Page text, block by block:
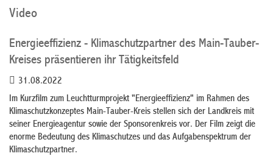
Video
Energieeffizienz - Klimaschutzpartner des Main-Tauber-
Kreises präsentieren ihr Tätigkeitsfeld
31.08.2022
Im Kurzfilm zum Leuchtturmprojekt "Energieeffizienz" im Rahmen des
Klimaschutzkonzeptes Main-Tauber-Kreis stellen sich der Landkreis mit
seiner Energieagentur sowie der Sponsorenkreis vor. Der Film zeigt die
enorme Bedeutung des Klimaschutzes und das Aufgabenspektrum der
Klimaschutzpartner.